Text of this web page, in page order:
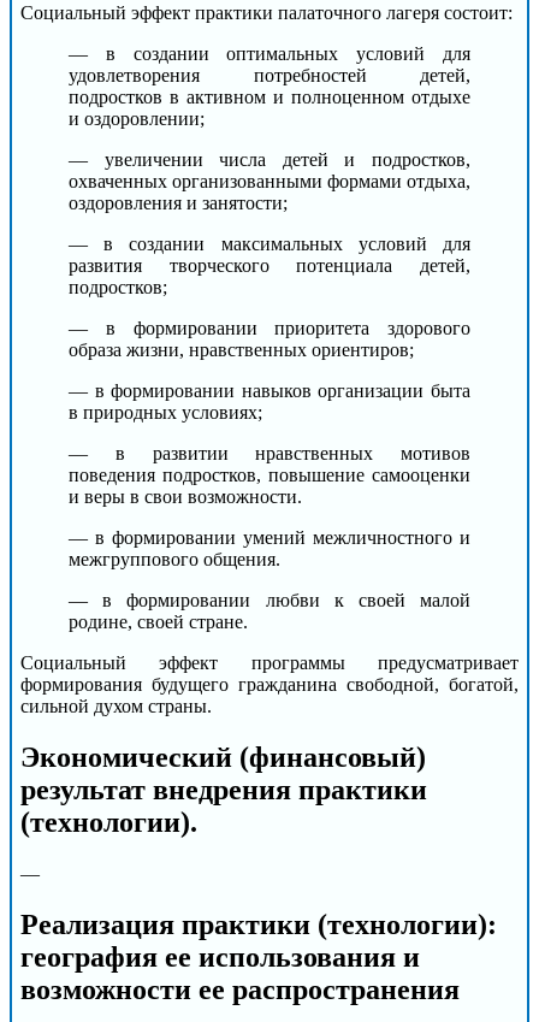
Социальный эффект практики палаточного лагеря состоит:
— в создании оптимальных условий для
удовлетворения потребностей детей,
подростков в активном и полноценном отдыхе
и оздоровлении;
— увеличении числа детей и подростков,
охваченных организованными формами отдыха,
оздоровления и занятости;
— в создании максимальных условий для
развития творческого потенциала детей,
подростков;
— в формировании приоритета здорового
образа жизни, нравственных ориентиров;
— в формировании навыков организации быта
в природных условиях;
— в развитии нравственных мотивов
поведения подростков, повышение самооценки
и веры в свои возможности.
— в формировании умений межличностного и
межгруппового общения.
— в формировании любви к своей малой
родине, своей стране.
Социальный эффект программы предусматривает
формирования будущего гражданина свободной, богатой,
сильной духом страны.
Экономический (финансовый)
результат внедрения практики
(технологии).
—
Реализация практики (технологии):
география ее использования и
возможности ее распространения